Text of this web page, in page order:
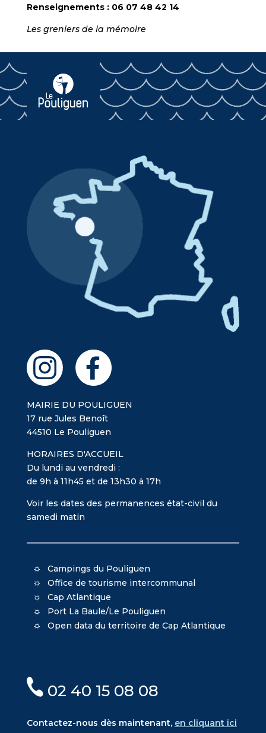
Renseignements : 06 07 48 42 14
Les greniers de la mémoire
MAIRIE DU POULIGUEN
17 rue Jules Benoît
44510 Le Pouliguen
HORAIRES D'ACCUEIL
Du lundi au vendredi :
de 9h à 11h45 et de 13h30 à 17h
Voir les dates des permanences état-civil du
samedi matin
Campings du Pouliguen
Office de tourisme intercommunal
Cap Atlantique
Port La Baule/Le Pouliguen
Open data du territoire de Cap Atlantique
02 40 15 08 08
Contactez-nous dès maintenant, en cliquant ici